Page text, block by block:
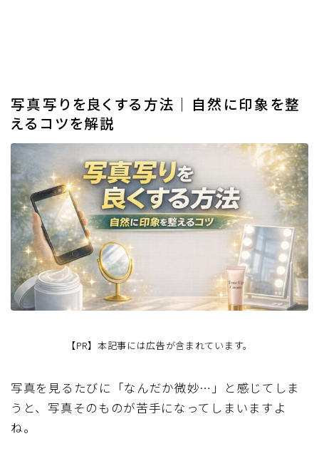
写真写りを良くする方法｜自然に印象を整
えるコツを解説
【PR】本記事には広告が含まれています。
写真を見るたびに「なんだか微妙…」と感じてしま
うと、写真そのものが苦手になってしまいますよ
ね。